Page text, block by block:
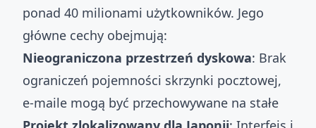
ponad 40 milionami użytkowników. Jego
główne cechy obejmują:
Nieograniczona przestrzeń dyskowa: Brak
ograniczeń pojemności skrzynki pocztowej,
e-maile mogą być przechowywane na stałe